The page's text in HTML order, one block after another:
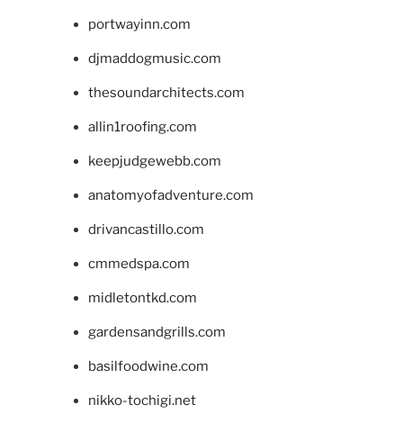
portwayinn.com
djmaddogmusic.com
thesoundarchitects.com
allin1roofing.com
keepjudgewebb.com
anatomyofadventure.com
drivancastillo.com
cmmedspa.com
midletontkd.com
gardensandgrills.com
basilfoodwine.com
nikko-tochigi.net